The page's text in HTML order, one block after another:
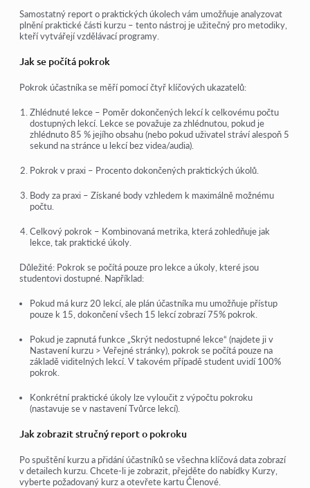
Samostatný report o praktických úkolechvám umožňuje analyzovat
plnění praktické části kurzu – tento nástroj je užitečný pro metodiky,
kteří vytvářejí vzdělávací programy.
Jak se počítá pokrok
Pokrok účastníka se měří pomocí čtyř klíčových ukazatelů:
Zhlédnuté lekce – Poměr dokončených lekcí k celkovému počtu
dostupných lekcí. Lekce se považuje zazhlédnutou , pokud je
zhlédnuto 85 % jejího obsahu(nebo pokud uživatel strávíalespoň 5
sekund na stránce u lekcí bez videa/audia).
Pokrok v praxi – Procento dokončených praktických úkolů
Body za praxi – Získané bodyvzhledem k maximálně možnému
počtu.
Celkový pokrok – Kombinovaná metrika, která zohledňuje jak
lekce, tak praktické úkoly
Důležité: Pokrok se počítá pouze pro lekce a úkoly, které jsou
studentovi dostupné . Například:
Pokud má kurz 20 lekcí, ale plán účastníka mu umožňuje přístup
pouze k 15 , dokončení všech 15 lekcízobrazí75% pokrok
Pokud je zapnutá funkce „Skrýt nedostupné lekce“ (najdete ji v
Nastavení kurzu > Veřejné stránky), pokrok se počítá pouze na
základě viditelných lekcí. V takovém případě student uvidí100%
pokrok
Konkrétnípraktické úkoly lze vyloučit z výpočtu pokroku
(nastavuje se v nastavení Tvůrce lekcí).
Jak zobrazit stručný report o pokroku
Po spuštění kurzu a přidání účastníků se všechna klíčová data zobrazí
v detailech kurzu. Chcete-li je zobrazit, přejděte do nabídky Kurzy
vyberte požadovaný kurz a otevřete kartuČlenové